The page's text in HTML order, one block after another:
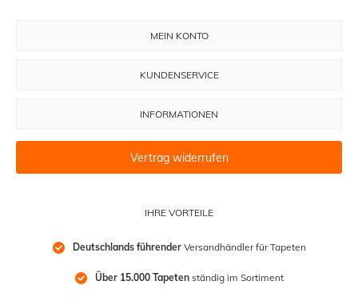
IHRE VORTEILE
Deutschlands führender Versandhändler für Tapeten
Über 15.000 Tapeten ständig im Sortiment
MEIN KONTO
KUNDENSERVICE
INFORMATIONEN
Vertrag widerrufen